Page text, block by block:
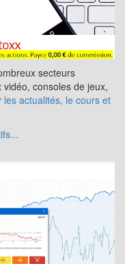
secteurs
consoles de jeux,
les actualités, le cours et